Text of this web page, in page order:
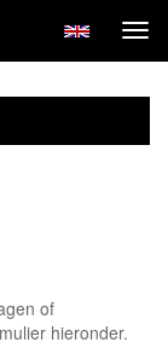
of
hieronder.